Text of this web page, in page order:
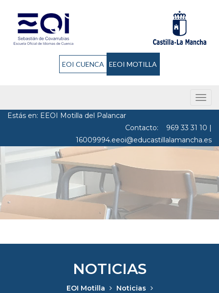
EOI CUENCA EEOI MOTILLA
Estás en: EEOI Motilla del Palancar
Contacto: 969 33 31 10 |
16009994.eeoi@educastillalamancha.es
NOTICIAS
EOI Motilla
Noticias